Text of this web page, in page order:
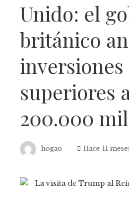
Unido: el
británico
inversiones
superiores
200.000
hogao Hace 11